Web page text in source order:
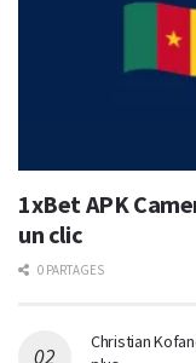
1xBet APK
un clic
0 PARTAGES
Christian